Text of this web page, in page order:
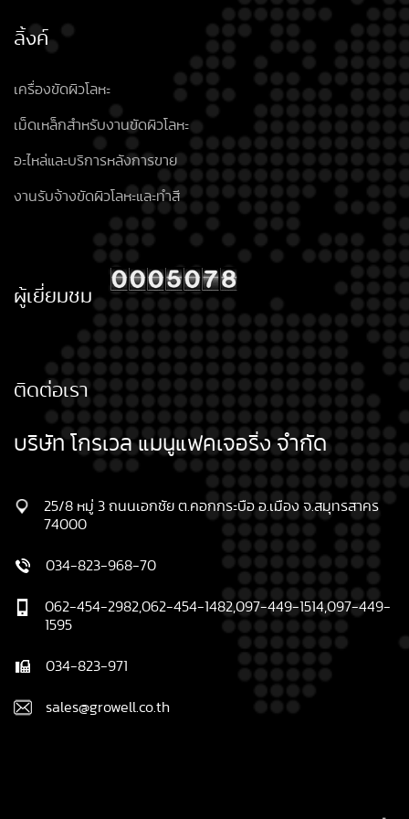
ลิ้งค์
เครื่องขัดผิวโลหะ
เม็ดเหล็กสำหรับงานขัดผิวโลหะ
อะไหล่และบริการหลังการขาย
งานรับจ้างขัดผิวโลหะและทำสี
ผู้เยี่ยมชม
ติดต่อเรา
บริษัท โกรเวล แมนูแฟคเจอริ่ง จำกัด
25/8 หมู่ 3 ถนนเอกชัย ต.คอกกระบือ อ.เมือง จ.สมุทรสาคร
74000
034-823-968-70
062-454-2982,062-454-1482,097-449-1514,097-449-
1595
034-823-971
sales@growell.co.th